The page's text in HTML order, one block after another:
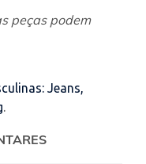
peças podem
Jeans,
.